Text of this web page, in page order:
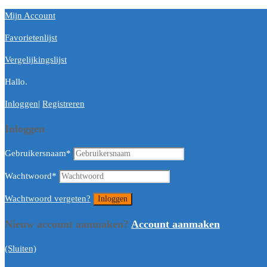
Mijn Account
Favorietenlijst
Vergelijkingslijst
Hallo.
Inloggen| Registreren
Inloggen
Gebruikersnaam*
Wachtwoord*
Wachtwoord vergeten?
Nieuw account aanmaken? Account aanmaken
(Sluiten)